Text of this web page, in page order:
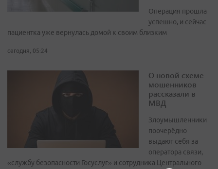
Операция прошла
успешно, и сейчас
пациентка уже вернулась домой к своим близким
сегодня, 05:24
О новой схеме
мошенников
рассказали в
МВД
Злоумышленники
поочерёдно
выдают себя за
оператора связи,
«службу безопасности Госуслуг» и сотрудника Центрального